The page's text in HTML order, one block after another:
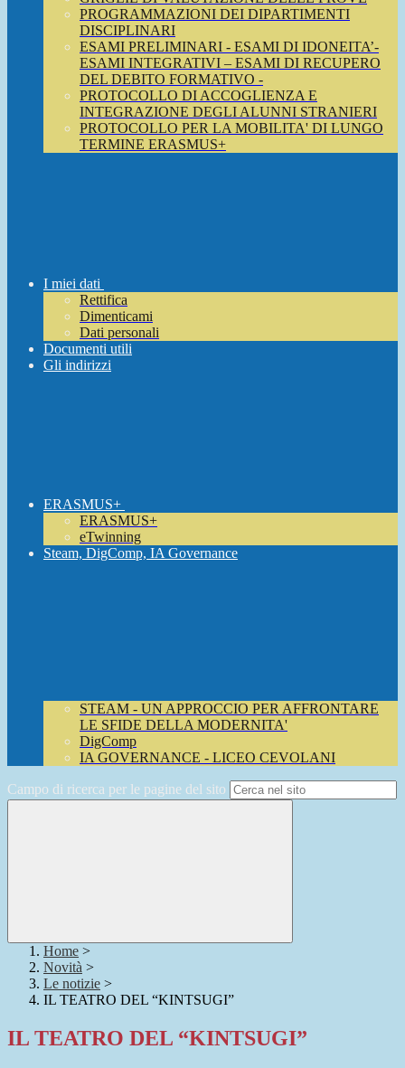
PROGRAMMAZIONI DEI DIPARTIMENTI
DISCIPLINARI
ESAMI PRELIMINARI - ESAMI DI IDONEITA’-
ESAMI INTEGRATIVI – ESAMI DI RECUPERO
DEL DEBITO FORMATIVO -
PROTOCOLLO DI ACCOGLIENZA E
INTEGRAZIONE DEGLI ALUNNI STRANIERI
PROTOCOLLO PER LA MOBILITA' DI LUNGO
TERMINE ERASMUS+
I miei dati
Rettifica
Dimenticami
Dati personali
Documenti utili
Gli indirizzi
ERASMUS+
ERASMUS+
eTwinning
Steam, DigComp, IA Governance
STEAM - UN APPROCCIO PER AFFRONTARE
LE SFIDE DELLA MODERNITA'
DigComp
IA GOVERNANCE - LICEO CEVOLANI
Campo di ricerca per le pagine del sito
Home >
Novità >
Le notizie >
IL TEATRO DEL “KINTSUGI”
IL TEATRO DEL “KINTSUGI”